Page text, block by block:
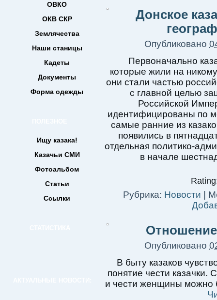
ОВКО
ОКВ СКР
Землячества
Наши станицы
Кадеты
Документы
Форма одежды
Ищу казака!
Казачьи СМИ
Фотоальбом
Статьи
Ссылки
Донское
Опубликовано
Первоначально
которые жили на
они стали частью
с главной целью
Российской
идентифицированы по
самые ранние из
появились в
отдельная политико-
в начале
Рубрика: Новости
Опубликовано
В быту казаков
понятие чести казачки.
и чести женщины можно